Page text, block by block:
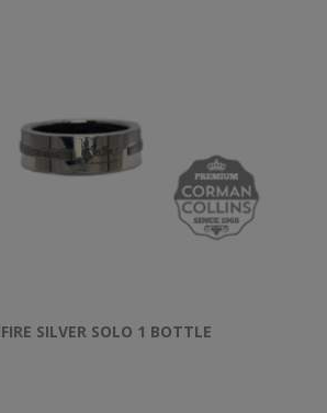
SILVER SOLO 1 BOTTLE